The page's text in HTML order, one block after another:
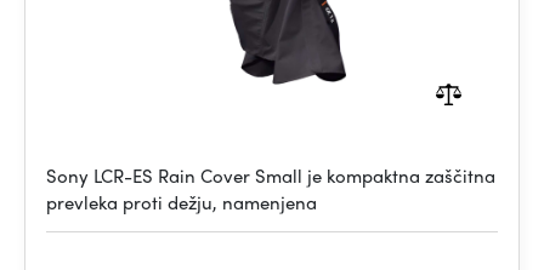
Sony LCR-ES Rain Cover Small je kompaktna zaščitna
prevleka proti dežju, namenjena